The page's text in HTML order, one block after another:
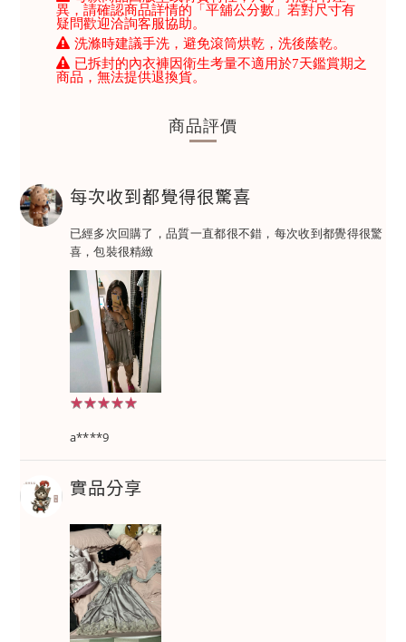
異，請確認商品詳情的「平舖公分數」若對尺寸有
疑問歡迎洽詢客服協助。
洗滌時建議手洗，避免滾筒烘乾，洗後蔭乾。
已拆封的內衣褲因衛生考量不適用於7天鑑賞期之
商品，無法提供退換貨。
商品評價
每次收到都覺得很驚喜
已經多次回購了，品質一直都很不錯，每次收到都覺得很驚
喜，包裝很精緻
★★★★★
★★★★★
a****9
實品分享